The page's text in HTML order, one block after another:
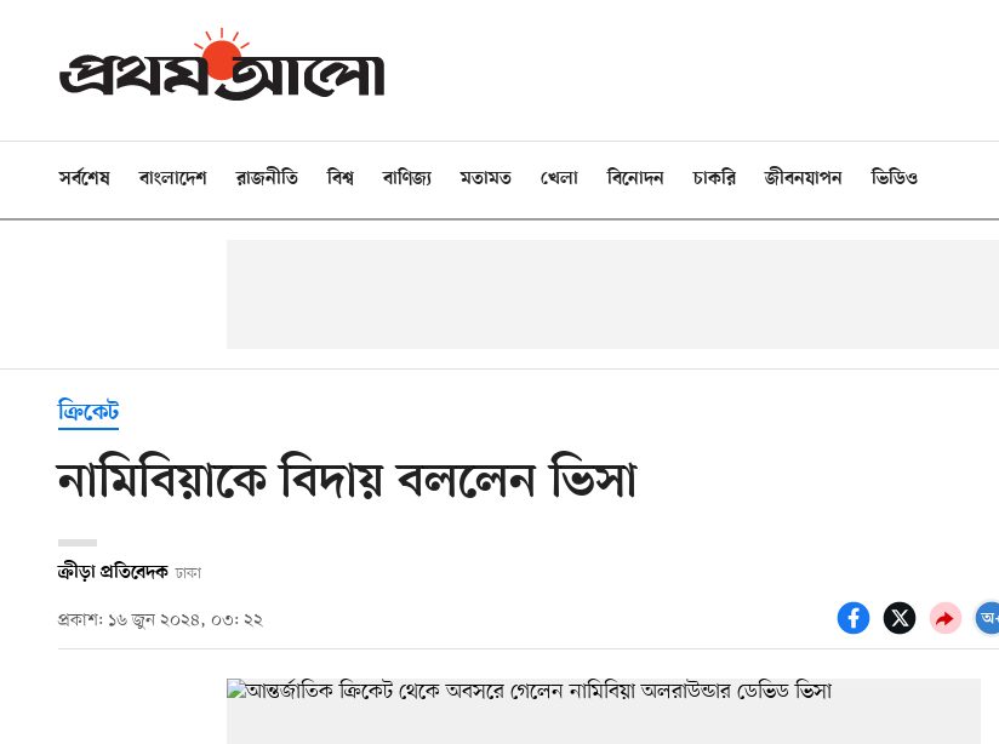
সর্বশেষ বাংলাদেশ রাজনীতি বিশ্ব বাণিজ্য মতামত খেলা বিনোদন চাকরি জীবনযাপন ভিডিও
ক্রিকেট
নামিবিয়াকে বিদায় বললেন ভিসা
ক্রীড়া প্রতিবেদক ঢাকা
প্রকাশ: ১৬ জুন ২০২৪, ০৩: ২২